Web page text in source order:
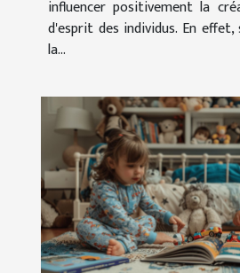
influencer positivement la
d'esprit des individus. En
la...